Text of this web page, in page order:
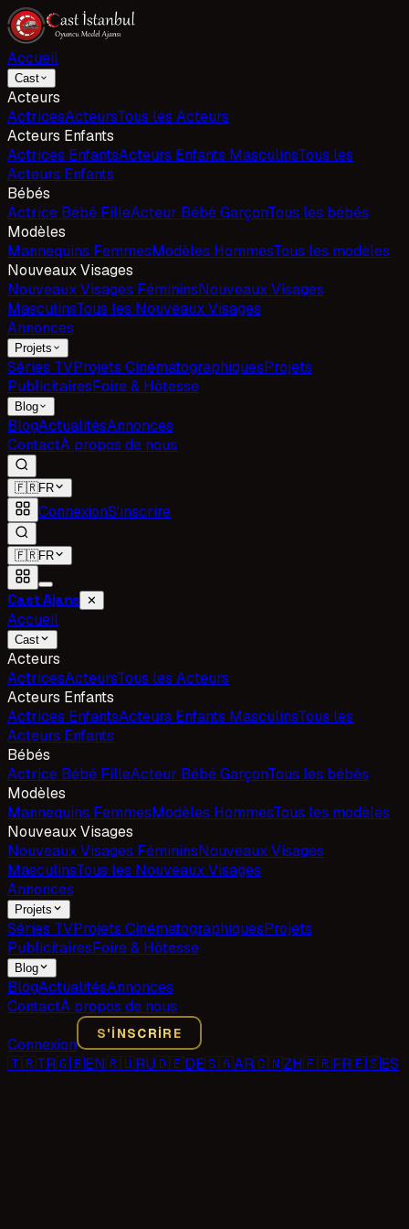
Accueil
Cast
Acteurs
ActricesActeursTous les Acteurs
Acteurs Enfants
Actrices EnfantsActeurs Enfants MasculinsTous les
Acteurs Enfants
Bébés
Actrice Bébé FilleActeur Bébé GarçonTous les bébés
Modèles
Mannequins FemmesModèles HommesTous les modèles
Nouveaux Visages
Nouveaux Visages FémininsNouveaux Visages
MasculinsTous les Nouveaux Visages
Annonces
Projets
Séries TVProjets CinématographiquesProjets
PublicitairesFoire & Hôtesse
Blog
BlogActualitésAnnonces
ContactÀ propos de nous
🇫🇷FR
ConnexionS'inscrire
🇫🇷FR
Cast Ajans ✕
Accueil
Cast
Acteurs
ActricesActeursTous les Acteurs
Acteurs Enfants
Actrices EnfantsActeurs Enfants MasculinsTous les
Acteurs Enfants
Bébés
Actrice Bébé FilleActeur Bébé GarçonTous les bébés
Modèles
Mannequins FemmesModèles HommesTous les modèles
Nouveaux Visages
Nouveaux Visages FémininsNouveaux Visages
MasculinsTous les Nouveaux Visages
Annonces
Projets
Séries TVProjets CinématographiquesProjets
PublicitairesFoire & Hôtesse
Blog
BlogActualitésAnnonces
ContactÀ propos de nous
Connexion
S'INSCRIRE
🇹🇷TR🇬🇧EN🇷🇺RU🇩🇪DE🇸🇦AR🇨🇳ZH🇫🇷FR🇪🇸ES